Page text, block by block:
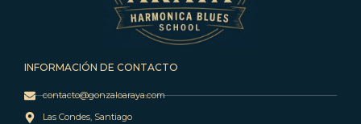
INFORMACIÓN DE CONTACTO
contacto@gonzaloaraya.com
Las Condes, Santiago